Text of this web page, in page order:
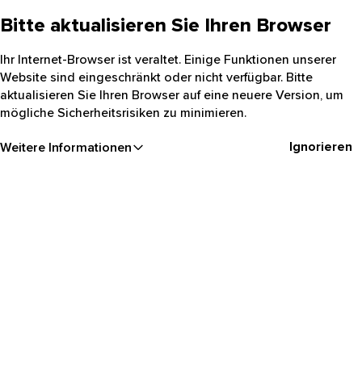
Bitte aktualisieren Sie Ihren Browser
Ihr Internet-Browser ist veraltet. Einige Funktionen unserer
Website sind eingeschränkt oder nicht verfügbar. Bitte
aktualisieren Sie Ihren Browser auf eine neuere Version, um
mögliche Sicherheitsrisiken zu minimieren.
Weitere Informationen Ignorieren